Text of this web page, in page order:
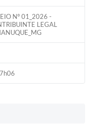
Nº 01_2026 -
LEGAL